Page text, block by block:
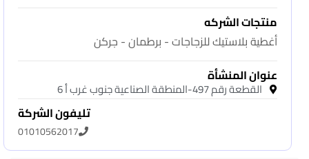
منتجات الشركه
أغطية بلاستيك للزجاجات - برطمان - جركن
عنوان المنشأة
القطعة رقم 497-المنطقة الصناعية جنوب غرب أ 6
تليفون الشركة
01010562017